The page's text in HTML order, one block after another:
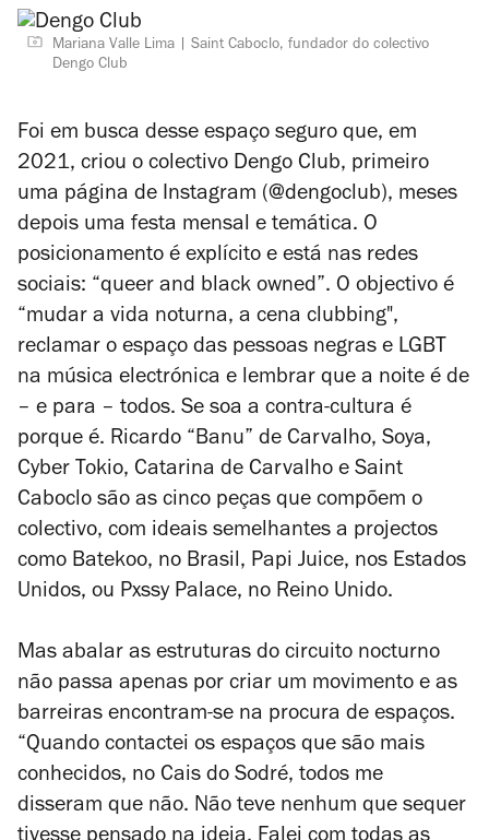
Mariana Valle Lima
Saint Caboclo, fundador do colectivo
Dengo Club
Foi em busca desse espaço seguro que, em
2021, criou o colectivo Dengo Club, primeiro
uma página de Instagram (@dengoclub), meses
depois uma festa mensal e temática. O
posicionamento é explícito e está nas redes
sociais: “queer and black owned”. O objectivo é
“mudar a vida noturna, a cena clubbing",
reclamar o espaço das pessoas negras e LGBT
na música electrónica e lembrar que a noite é de
– e para – todos. Se soa a contra-cultura é
porque é. Ricardo “Banu” de Carvalho, Soya,
Cyber Tokio, Catarina de Carvalho e Saint
Caboclo são as cinco peças que compõem o
colectivo, com ideais semelhantes a projectos
como Batekoo, no Brasil, Papi Juice, nos Estados
Unidos, ou Pxssy Palace, no Reino Unido.
Mas abalar as estruturas do circuito nocturno
não passa apenas por criar um movimento e as
barreiras encontram-se na procura de espaços.
“Quando contactei os espaços que são mais
conhecidos, no Cais do Sodré, todos me
disseram que não. Não teve nenhum que sequer